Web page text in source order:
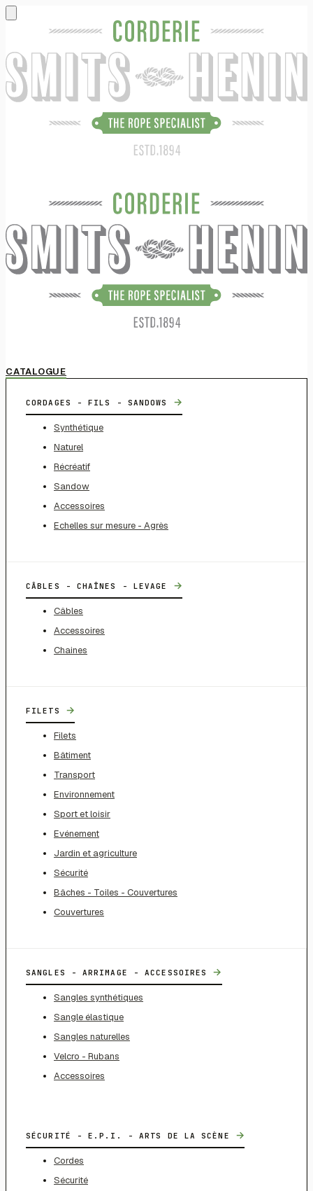
CATALOGUE
CORDAGES - FILS - SANDOWS →
Synthétique
Naturel
Récréatif
Sandow
Accessoires
Echelles sur mesure - Agrès
CÂBLES - CHAÎNES - LEVAGE →
Câbles
Accessoires
Chaines
FILETS →
Filets
Bâtiment
Transport
Environnement
Sport et loisir
Evénement
Jardin et agriculture
Sécurité
Bâches - Toiles - Couvertures
Couvertures
SANGLES - ARRIMAGE - ACCESSOIRES →
Sangles synthétiques
Sangle élastique
Sangles naturelles
Velcro - Rubans
Accessoires
SÉCURITÉ - E.P.I. - ARTS DE LA SCÈNE →
Cordes
Sécurité